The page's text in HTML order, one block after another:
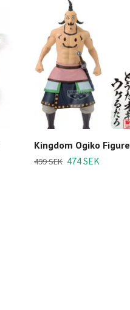
Kingdom Ogiko Figure
499 SEK 474 SEK